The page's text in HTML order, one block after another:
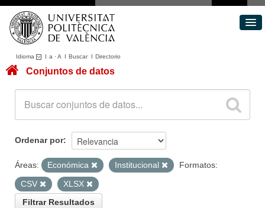
Idioma I a ·A I BuscarI Directorio
Conjuntos de datos
Acerca de
Portal de Transparencia
Conjuntos de datos
Ordenar por
Áreas: Económica Institucional
Formatos:
CSV
XLSX
Filtrar Resultados